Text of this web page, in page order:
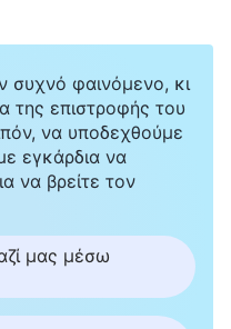
συχνό φαινόμενο, κι
της επιστροφής του
να υποδεχθούμε
εγκάρδια να
να βρείτε τον
μας μέσω